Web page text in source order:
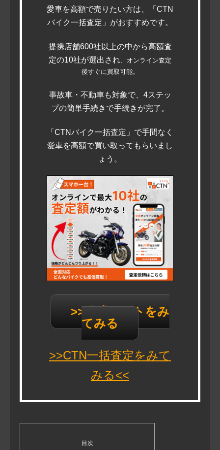
愛車を高額で売りたい方は、「CTN
バイク一括査定」がおすすめです。
提携店舗600社以上の中から高額査
定の10社が選出され、オンライン査定
後すぐに買取可能。
事故車・不動車も対象で、4ステッ
プの簡単手続きで手続きが完了。
「CTNバイク一括査定」で手間なく
愛車を高額で買い取ってもらいまし
ょう。
>>公式サイトをみ
てみる
>>CTN一括査定をみて
みる<<
目次